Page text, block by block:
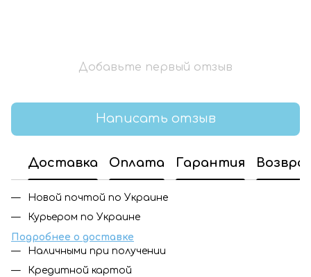
Добавьте первый отзыв
Написать отзыв
Доставка Оплата Гарантия
Новой почтой по Украине
Курьером по Украине
Подробнее о доставке
Наличными при получении
Кредитной картой